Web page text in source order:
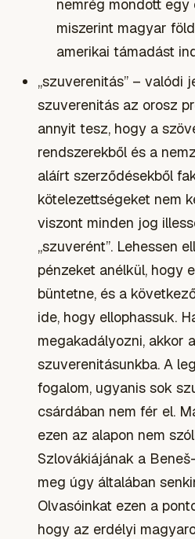
nemrég mondott
miszerint magyar
amerikai támadást
„szuverenitás” – valódi
szuverenitás az orosz
annyit tesz, hogy a
rendszerekből és a
aláírt szerződésekből
kötelezettségeket nem
viszont minden jog
„szuverént”. Lehessen
pénzeket anélkül, hogy
büntetne, és a
ide, hogy ellophassuk.
megakadályozni, akkor
szuverenitásunkba. A
fogalom, ugyanis sok
csárdában nem fér el.
ezen az alapon nem
Szlovákiájának a
meg úgy általában
Olvasóinkat ezen a
hogy az erdélyi